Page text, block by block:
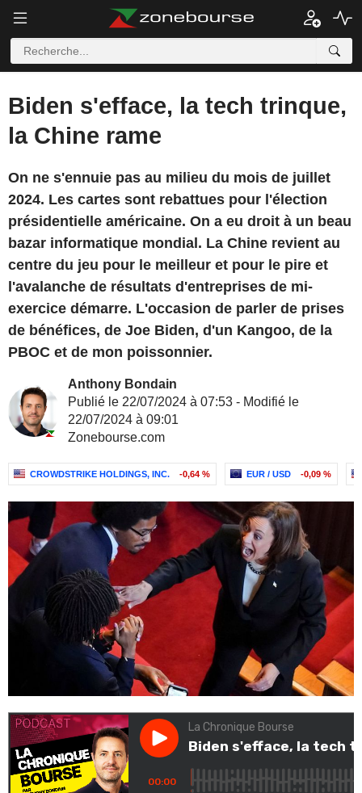
Biden s'efface, la tech trinque,
la Chine rame
On ne s'ennuie pas au milieu du mois de juillet
2024. Les cartes sont rebattues pour l'élection
présidentielle américaine. On a eu droit à un beau
bazar informatique mondial. La Chine revient au
centre du jeu pour le meilleur et pour le pire et
l'avalanche de résultats d'entreprises de mi-
exercice démarre. L'occasion de parler de prises
de bénéfices, de Joe Biden, d'un Kangoo, de la
PBOC et de mon poissonnier.
Anthony Bondain
Publié le 22/07/2024 à 07:53 - Modifié le
22/07/2024 à 09:01
Zonebourse.com
CROWDSTRIKE HOLDINGS, INC. -0,64 % EUR / USD -0,09 %